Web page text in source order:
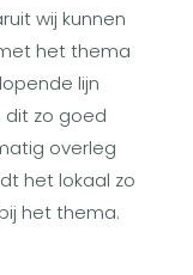
wij kunnen
het thema
lijn
dit zo goed
overleg
het lokaal zo
het thema.